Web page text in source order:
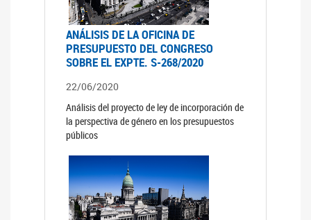
ANÁLISIS DE LA OFICINA DE
PRESUPUESTO DEL CONGRESO
SOBRE EL EXPTE. S-268/2020
22/06/2020
Análisis del proyecto de ley de incorporación de
la perspectiva de género en los presupuestos
públicos